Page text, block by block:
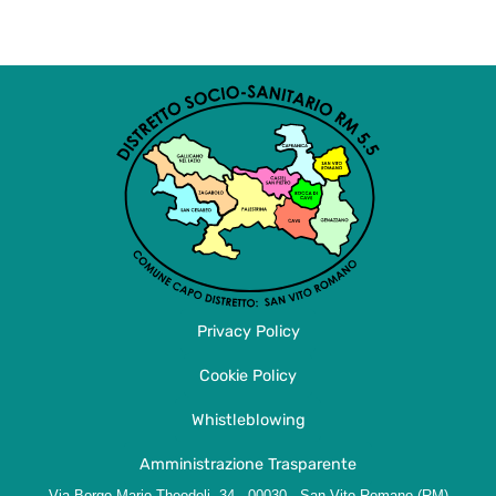
Privacy Policy
Cookie Policy
Whistleblowing
Amministrazione Trasparente